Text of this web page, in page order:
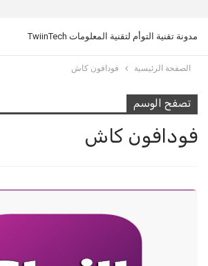
مدونة تقنية التوأم لتقنية المعلومات TwiinTech
الصفحة الرئيسية فودافون كاش
تصفح الوسم
فودافون كاش